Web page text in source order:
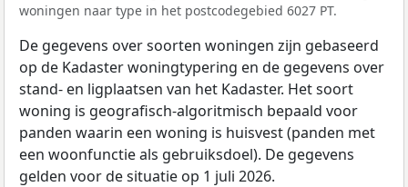
woningen naar type in het postcodegebied 6027 PT.
De gegevens over soorten woningen zijn gebaseerd
op de Kadaster woningtypering en de gegevens over
stand- en ligplaatsen van het Kadaster. Het soort
woning is geografisch-algoritmisch bepaald voor
panden waarin een woning is huisvest (panden met
een woonfunctie als gebruiksdoel). De gegevens
gelden voor de situatie op 1 juli 2026.